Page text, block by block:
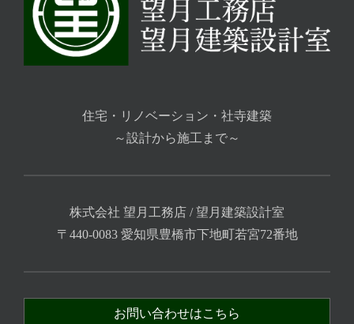
住宅・リノベーション・社寺建築
～設計から施工まで～
株式会社 望月工務店 / 望月建築設計室
〒440-0083 愛知県豊橋市下地町若宮72番地
お問い合わせはこちら